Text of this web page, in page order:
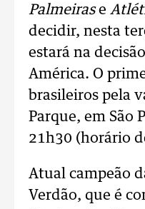
Palmeirase
decidir, nesta
estará na
América. O
brasileiros pela
Parque, em São
21h30 (horário
Atual campeão
Verdão, que é